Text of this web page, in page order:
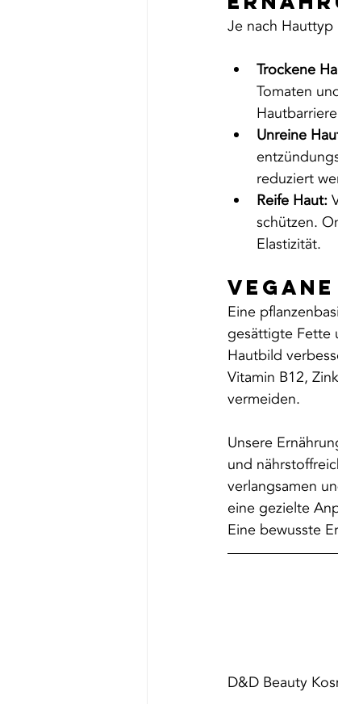
Je nach
Trockene
Tomaten
Unreine
reduziert
Reife Haut:
schützen.
Elastizität.
Eine
gesättigte Fette
Hautbild
Vitamin B12,
vermeiden.
Unsere
und
verlangsamen
eine gezielte
Eine bewusste
D&D Beauty